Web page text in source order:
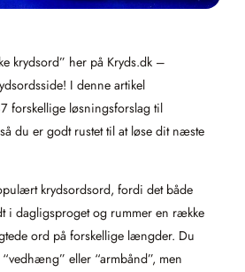
krydsord” her på Kryds.dk –
I denne artikel
forskellige løsningsforslag til
du er godt rustet til at løse dit næste
krydsordsord, fordi det både
i dagligsproget og rummer en række
ord på forskellige længder. Du
eller “armbånd”, men